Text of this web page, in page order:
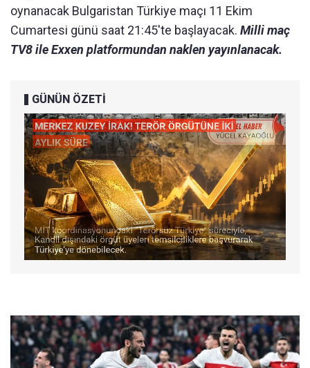
oynanacak Bulgaristan Türkiye maçı 11 Ekim
Cumartesi günü saat 21:45'te başlayacak. Milli maç
TV8 ile Exxen platformundan naklen yayınlanacak.
GÜNÜN ÖZETİ